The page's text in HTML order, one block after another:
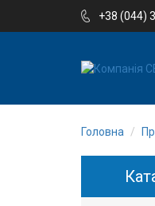
+38 (044)
Компанія
Головна